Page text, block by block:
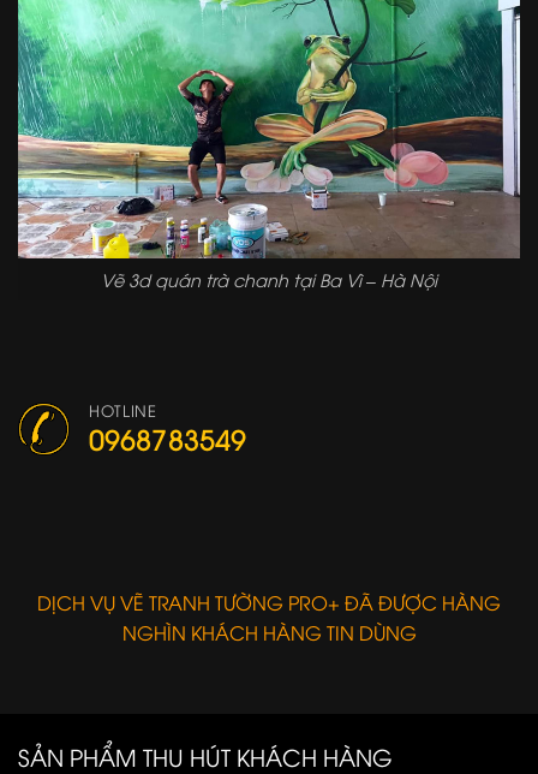
Vẽ 3d quán trà chanh tại Ba Vì – Hà Nội
HOTLINE
0968783549
DỊCH VỤ VẼ TRANH TƯỜNG PRO+ ĐÃ ĐƯỢC HÀNG
NGHÌN KHÁCH HÀNG TIN DÙNG
SẢN PHẨM THU HÚT KHÁCH HÀNG